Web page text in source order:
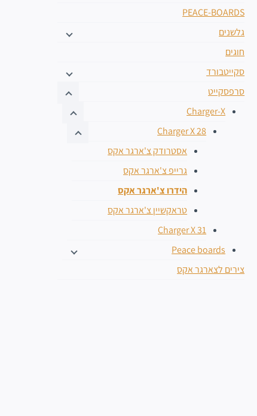
PEACE-BOARDS
גלשנים
חוגים
סקייטבורד
סרפסקייט
Charger-X
Charger X 28
אסטרודק צ'ארגר אקס
גרייפ צ'ארגר אקס
הידרו צ'ארגר אקס
טראקשיין צ'ארגר אקס
Charger X 31
Peace boards
צירים לצארגר אקס